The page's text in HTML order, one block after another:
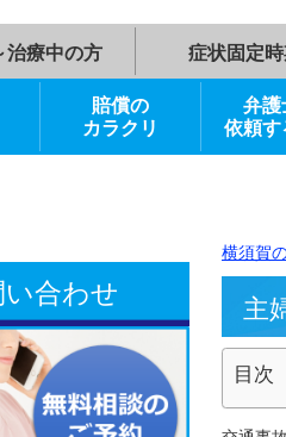
～治療中の方 症
問い合わせ